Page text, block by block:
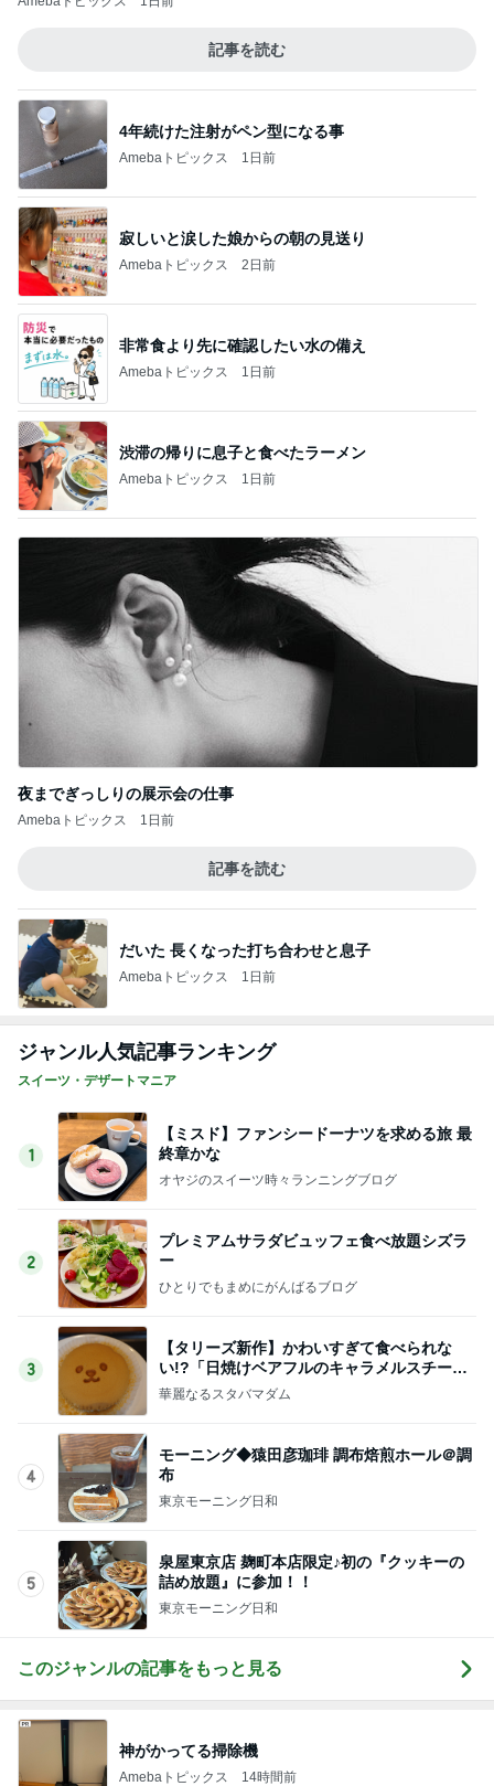
記事を読む
4年続けた注射がペン型になる事
Amebaトピックス 1日前
寂しいと涙した娘からの朝の見送り
Amebaトピックス 2日前
非常食より先に確認したい水の備え
Amebaトピックス 1日前
渋滞の帰りに息子と食べたラーメン
Amebaトピックス 1日前
夜までぎっしりの展示会の仕事
Amebaトピックス 1日前
記事を読む
だいた 長くなった打ち合わせと息子
Amebaトピックス 1日前
ジャンル人気記事ランキング
スイーツ・デザートマニア
1
【ミスド】ファンシードーナツを求める旅 最
終章かな
オヤジのスイーツ時々ランニングブログ
2
プレミアムサラダビュッフェ食べ放題シズラ
ー
ひとりでもまめにがんばるブログ
3
【タリーズ新作】かわいすぎて食べられな
い!?「日焼けベアフルのキャラメルスチーム
ケーキ」を実食
華麗なるスタバマダム
4
モーニング◆猿田彦珈琲 調布焙煎ホール＠調
布
東京モーニング日和
5
泉屋東京店 麹町本店限定♪初の『クッキーの
詰め放題』に参加！！
東京モーニング日和
このジャンルの記事をもっと見る
神がかってる掃除機
Amebaトピックス 14時間前